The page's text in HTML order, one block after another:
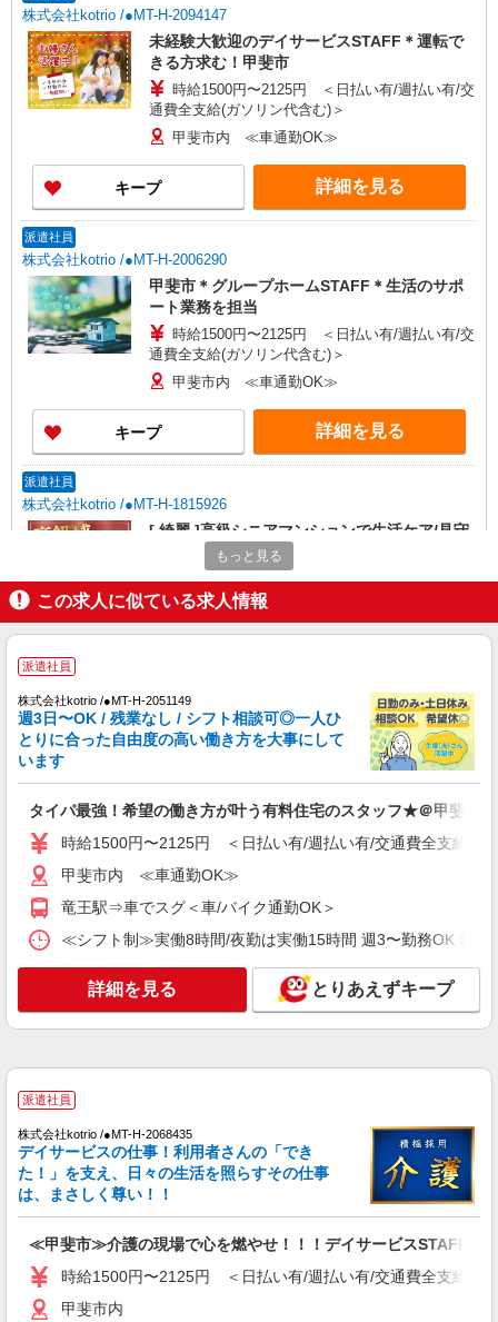
株式会社kotrio /●MT-H-2094147
未経験大歓迎のデイサービスSTAFF＊運転で
きる方求む！甲斐市
時給1500円〜2125円 ＜日払い有/週払い有/交
通費全支給(ガソリン代含む)＞
甲斐市内 ≪車通勤OK≫
キープ 詳細を見る
派遣社員
株式会社kotrio /●MT-H-2006290
甲斐市＊グループホームSTAFF＊生活のサポ
ート業務を担当
時給1500円〜2125円 ＜日払い有/週払い有/交
通費全支給(ガソリン代含む)＞
甲斐市内 ≪車通勤OK≫
キープ 詳細を見る
派遣社員
株式会社kotrio /●MT-H-1815926
[ 綺麗 ]高級シニアマンションで生活ケア/見守
りなど/甲斐市
時給1500円〜2125円 ＜日払い有/週払い有/交
通費全支給(ガソリン代含む)＞
甲斐市内
派遣社員
株式会社kotrio /●MT-H-1980964
<甲斐市>高時給&シフト柔軟でいいとこ取り♪
時給1500円〜2125円 ＜日払い有/週払い有/交
通費全支給(ガソリン代含む)＞
甲斐市内 ≪車通勤OK≫
派遣社員
株式会社kotrio /●MT-H-1977729
時給1500円〜2125円 ＜日払い有/週払い有/交
キープ 詳細を見る
派遣社員
株式会社kotrio /●MT-H-2069316
トSTAFF
もっと見る
この求人に似ている求人情報
派遣社員
株式会社kotrio /●MT-H-2051149
週3日〜OK / 残業なし / シフト相談可◎一人ひ
とりに合った自由度の高い働き方を大事にして
います
タイパ最強！希望の働き方が叶う有料住宅のスタッフ★＠甲斐市
時給1500円〜2125円 ＜日払い有/週払い有/交通費全支給(ガ
甲斐市内 ≪車通勤OK≫
竜王駅⇒車でスグ＜車/バイク通勤OK＞
≪シフト制≫実働8時間/夜勤は実働15時間 週3〜勤務OK 希
詳細を見る とりあえずキープ
派遣社員
株式会社kotrio /●MT-H-2068435
デイサービスの仕事！利用者さんの「でき
た！」を支え、日々の生活を照らすその仕事
は、まさしく尊い！！
≪甲斐市≫介護の現場で心を燃やせ！！！デイサービスSTAFF
時給1500円〜2125円 ＜日払い有/週払い有/交通費全支給(ガ
甲斐市内